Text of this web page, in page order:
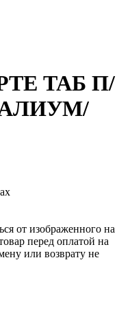
ТАБ П/
АЛИУМ/
от изображенного на
перед оплатой на
или возврату не